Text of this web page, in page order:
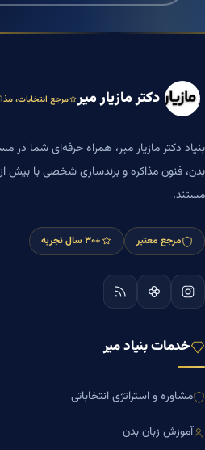
دکتر مازیار میر مرجع انتخابات،
بنیاد دکتر مازیار میر، همراه حرفه‌ای شما در
مستند.
مرجع معتبر +۳۰ سال تجربه
خدمات بنیاد میر
مشاوره و استراتژی انتخاباتی
آموزش زبان بدن